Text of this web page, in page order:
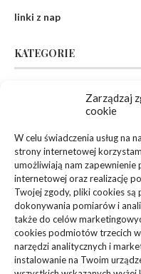
Zarządzaj
cookie
W celu świadczenia usług na
strony internetowej
umożliwiają nam zapewnienie
internetowej oraz realizację
Twojej zgody, pliki cookies
dokonywania pomiarów i
także do celów
cookies podmiotów trzecich
narzędzi analitycznych i
instalowanie na Twoim
linki z nap
KATEGORIE
Dom, Ogród
Zdrowie, Medycyna
Edukacja, Rozrywka
Sport, Turystyka